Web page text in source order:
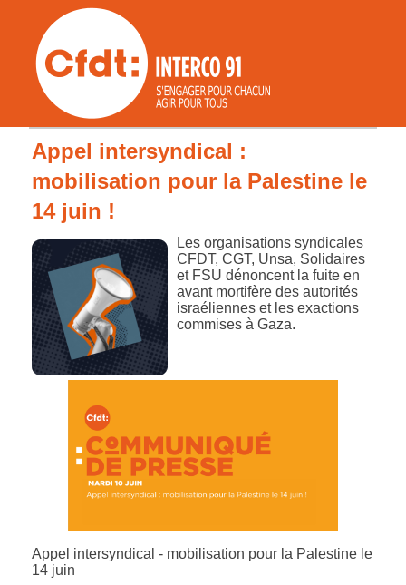
Appel intersyndical :
mobilisation pour la Palestine le
14 juin !
Les organisations syndicales
CFDT, CGT, Unsa, Solidaires
et FSU dénoncent la fuite en
avant mortifère des autorités
israéliennes et les exactions
commises à Gaza.
Appel intersyndical - mobilisation pour la Palestine le
14 juin